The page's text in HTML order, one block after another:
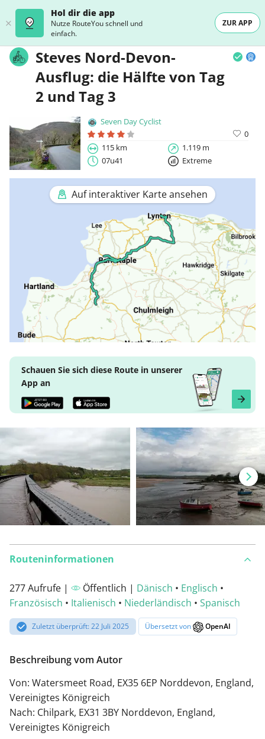
Hol dir die app
Nutze RouteYou schnell und
einfach.
ZUR APP
Steves Nord-Devon-
Ausflug: die Hälfte von Tag
2 und Tag 3
Seven Day Cyclist
0
115 km
1.119 m
07u41
Extreme
Auf interaktiver Karte ansehen
Schauen Sie sich diese Route in unserer
App an
Routeninformationen
277 Aufrufe | Öffentlich | Dänisch • Englisch •
Französisch • Italienisch • Niederländisch • Spanisch
Zuletzt überprüft: 22 Juli 2025 Übersetzt von OpenAI
Beschreibung vom Autor
Von: Watersmeet Road, EX35 6EP Norddevon, England,
Vereinigtes Königreich
Nach: Chilpark, EX31 3BY Norddevon, England,
Vereinigtes Königreich